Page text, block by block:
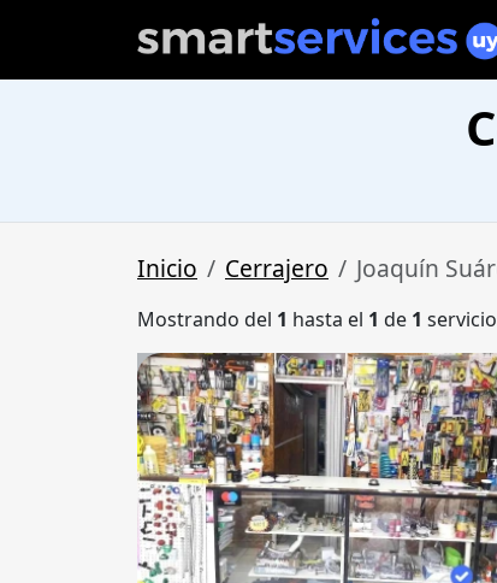
Inicio Cerrajero Joaquín
Mostrando del 1 hasta el 1 de 1